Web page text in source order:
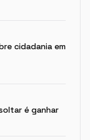
cidadania em
é ganhar